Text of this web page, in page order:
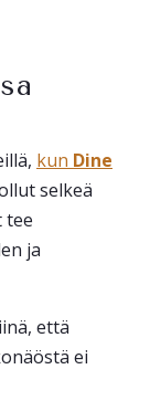
kun Dine
selkeä
tee
ja
että
ei